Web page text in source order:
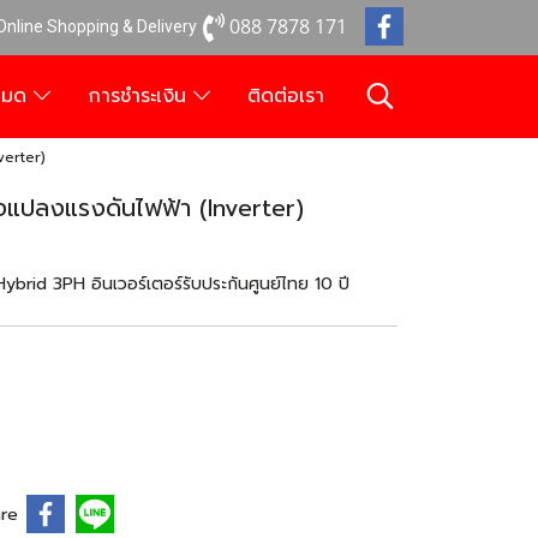
Shopping & Delivery 088 7878 171
ด การชำระเงิน ติดต่อเรา
แปลงแรงดันไฟฟ้า (Inverter)
3PH อินเวอร์เตอร์รับประกันศูนย์ไทย 10 ปี